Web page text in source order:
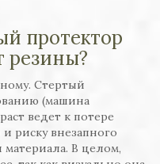
протектор
резины?
Стертый
(машина
ведет к потере
риску внезапного
материала. В целом,